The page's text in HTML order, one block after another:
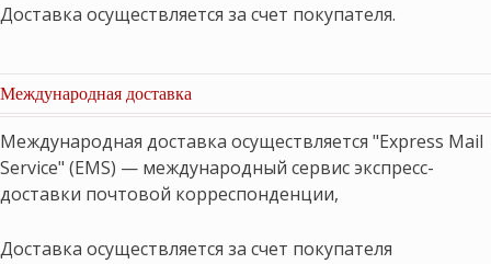
Доставка осуществляется за счет покупателя.
Международная доставка
Международная доставка осуществляется "Express Mail
Service" (EMS) — международный сервис экспресс-
доставки почтовой корреспонденции,
Доставка осуществляется за счет покупателя